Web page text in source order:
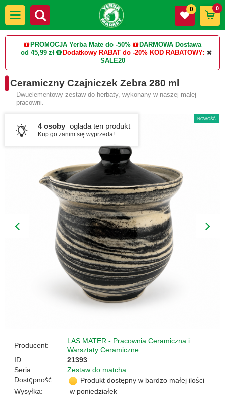
PROMOCJA Yerba Mate do -50%
DARMOWA Dostawa
od 45,99 zł
Dodatkowy RABAT do -20% KOD RABATOWY:
SALE20
0 0
Ceramiczny Czajniczek Zebra 280 ml
Dwuelementowy zestaw do herbaty, wykonany w naszej małej
pracowni.
NOWOŚĆ
4 osoby ogląda ten produkt
Kup go zanim się wyprzeda!
Producent:
LAS MATER - Pracownia Ceramiczna i
Warsztaty Ceramiczne
ID:
21393
Seria:
Zestaw do matcha
Dostępność:
Produkt dostępny w bardzo małej ilości
Wysyłka:
w poniedziałek